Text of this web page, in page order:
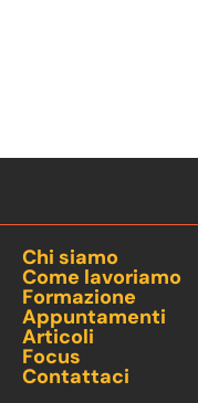
Chi siamo
Come lavoriamo
Formazione
Appuntamenti
Articoli
Focus
Contattaci